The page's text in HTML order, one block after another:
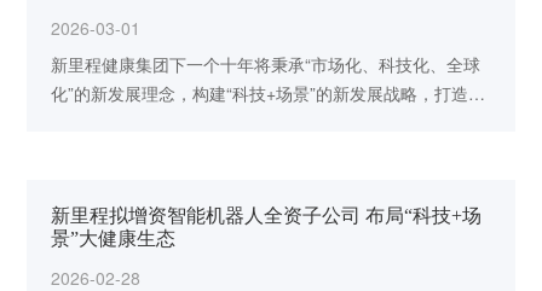
2026-03-01
新里程健康集团下一个十年将秉承“市场化、科技化、全球
化”的新发展理念，构建“科技+场景”的新发展战略，打造
的产业布局与产业融合。新里程机器人公司正是新发展战
略的布局落地，将通过“自研+并购”的方式，深度布局康
新里程拟增资智能机器人全资子公司 布局“科技+场
景”大健康生态
2026-02-28